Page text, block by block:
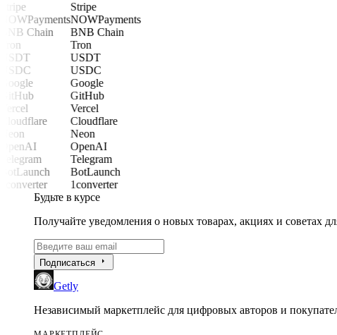
Chain
Stripe
NOWPayments
BNB Chain
Tron
USDT
USDC
Google
GitHub
Vercel
Cloudflare
Neon
OpenAI
Telegram
BotLaunch
1converter
Будьте в курсе
Получайте уведомления о новых товарах, акциях и советах
Подписаться arrow_right
Getly
Независимый маркетплейс для цифровых авторов и